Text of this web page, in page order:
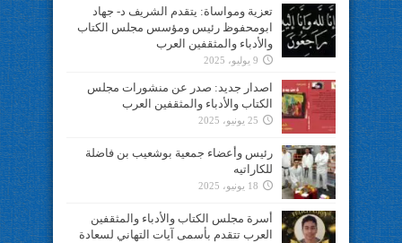
تعزية ومواساة: يتقدم الشريف د- جهاد
ابومحفوظ رئيس ومؤسس مجلس الكتاب
والأدباء والمثقفين العرب
9 يوليو، 2025
اصدار جديد: صدر عن منشورات مجلس
الكتاب والأدباء والمثقفين العرب
25 يونيو، 2025
رئيس وأعضاء جمعية بوشعيب بن فاضلة
للكاراتيه
18 يونيو، 2025
أسرة مجلس الكتاب والأدباء والمثقفين
العرب تتقدم بأسمى آيات التهاني لسعادة